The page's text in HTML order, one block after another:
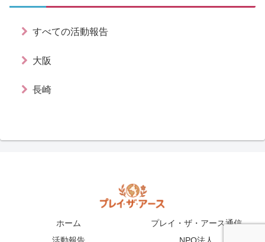
すべての活動報告
大阪
長崎
ホーム
プレイ・ザ・アース通信
活動報告
NPO法人